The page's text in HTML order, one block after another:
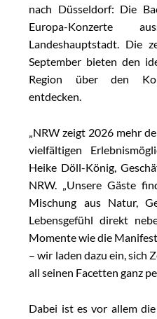
nach Düsseldorf: Die
Europa-Konzerte
Landeshauptstadt. Die
September bieten den
Region über den
entdecken.
„NRW zeigt 2026 mehr
vielfältigen
Heike Döll-König,
NRW. „Unsere Gäste
Mischung aus Natur,
Lebensgefühl direkt
Momente wie die
– wir laden dazu ein, sich
all seinen Facetten ganz
Dabei ist es vor allem